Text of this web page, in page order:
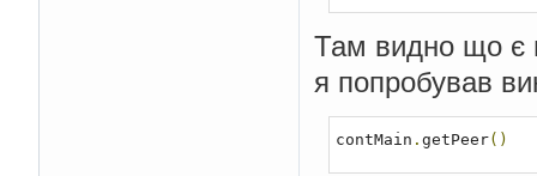
Там видно що є
я попробував
contMain . getPeer()